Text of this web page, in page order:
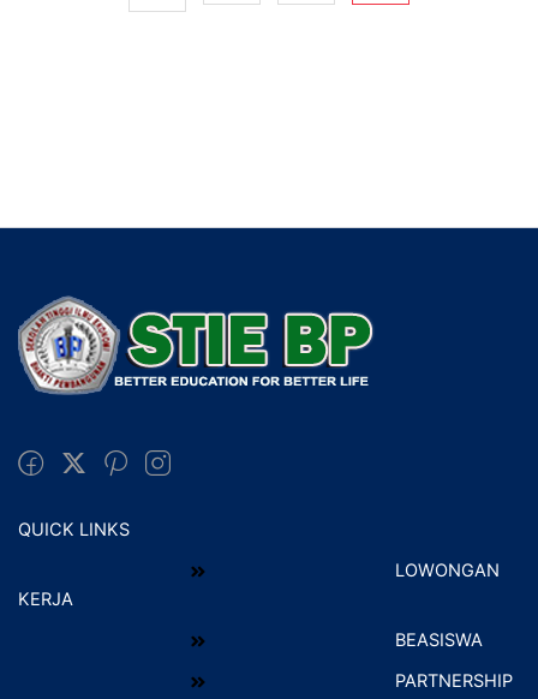
QUICK LINKS
LOWONGAN
KERJA
BEASISWA
PARTNERSHIP